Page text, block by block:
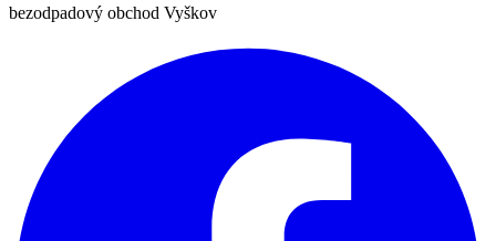
bezodpadový obchod Vyškov